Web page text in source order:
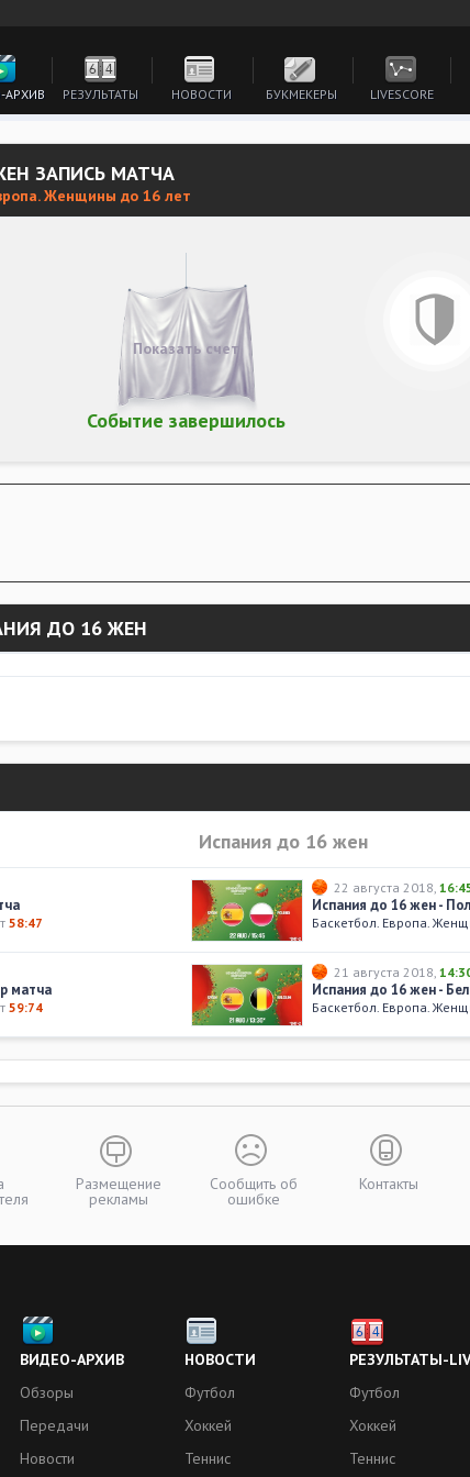
АРХИВ РЕЗУЛЬТАТЫ НОВОСТИ БУКМЕКЕРЫ LIVESCORE
ЗАПИСЬ МАТЧА
Женщины до 16 лет
Событие завершилось
Показать счет
ДО 16 ЖЕН
58:47
матча
59:74
матча
матча
матча
49:68
Испания до 16 жен
22 августа 2018,
Испания до 16 жен -
Баскетбол. Европа.
21 августа 2018,
Испания до 16 жен -
Баскетбол. Европа.
19 августа 2018,
12 августа 2017
Испания до 16 жен -
Баскетбол. Европа.
Испания до 16 жен -
Испания до 16 жен -
Баскетбол. Европа.
Больше видео
Размещение
рекламы
Сообщить об
ошибке
Контакты
ВИДЕО-АРХИВ
Обзоры
Передачи
Новости
НОВОСТИ
Футбол
Хоккей
Теннис
РЕЗУЛЬТАТЫ-
Футбол
Хоккей
Теннис